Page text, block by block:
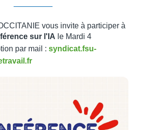
vous invite à participer à
sur l'IA le Mardi 4
par mail : syndicat.fsu-